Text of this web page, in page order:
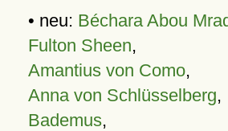
• neu: Béchara Abou
Fulton Sheen,
Amantius von Como,
Anna von Schlüsselberg,
Bademus,